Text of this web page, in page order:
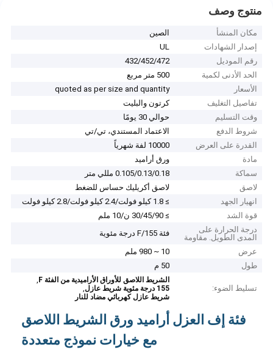
منتوج وصف
مكان المنشأ
الصين
إصدار الشهادات
UL
رقم الموديل
432/452/472
الحد الأدنى لكمية
500 متر مربع
الأسعار
quoted as per size and quantity
تفاصيل التغليف
كرتون والبليت
وقت التسليم
حوالي 30 يومًا
شروط الدفع
الاعتماد المستندي، تي/تي
القدرة على العرض
10000 لفة شهرياً
مادة
ورق أراميد
سماكة
0.105/0.13/0.18 مللي متر
لاصق
لاصق أكريليك حساس للضغط
انهيار الجهد
≥ 1.8 كيلو فولت/2.4 كيلو فولت/2.8 كيلو فولت
قوة الشد
≥ 30/45/90 ن/10 ملم
درجة الحرارة على
المدى الطويل. مقاومة
فئة F/155 درجة مئوية
عرض
10 ~ 980 ملم
طول
50 م
تسليط الضوء:
الشريط اللاصق للأوراق الأراميدية من الفئة F ,
155 درجة مئوية شريط عازل ,
شريط عازل كهربائي مضاد للنار
فئة إف العزل أراميد ورق الشريط اللاصق
مع خيارات نموذج متعددة